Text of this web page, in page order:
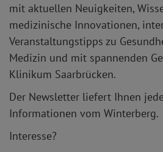
mit aktuellen Neuigkeiten,
medizinische Innovationen,
Veranstaltungstipps zu
Medizin und mit spannenden
Klinikum Saarbrücken.
Der Newsletter liefert Ihnen
Informationen vom Winterberg.
Interesse?